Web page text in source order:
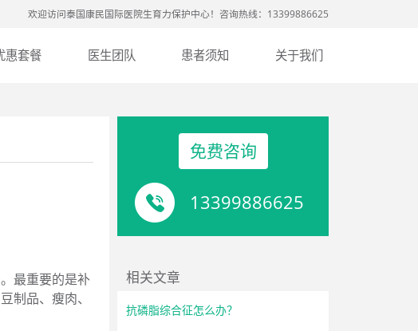
欢迎访问泰国康民国际医院生育力保护中心！咨询热线：13399886625
惠套餐 医生团队 患者须知 关于我们
最重要的是补
制品、瘦肉、
免费咨询
13399886625
相关文章
抗磷脂综合征怎么办？